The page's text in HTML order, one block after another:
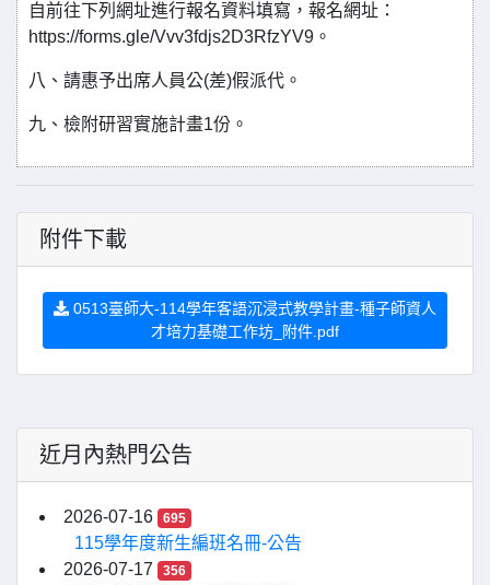
自前往下列網址進行報名資料填寫，報名網址：
https://forms.gle/Vvv3fdjs2D3RfzYV9。
八、請惠予出席人員公(差)假派代。
九、檢附研習實施計畫1份。
附件下載
0513臺師大-114學年客語沉浸式教學計畫-種子師資人
才培力基礎工作坊_附件.pdf
近月內熱門公告
2026-07-16 695
115學年度新生編班名冊-公告
2026-07-17
356